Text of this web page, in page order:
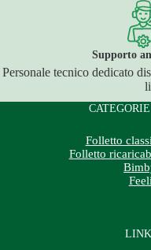
Supporto
Personale tecnico dedicato
Folletto
Folletto